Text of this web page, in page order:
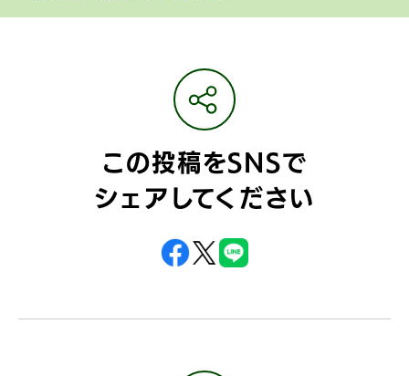
この投稿をSNSで
シェアしてください